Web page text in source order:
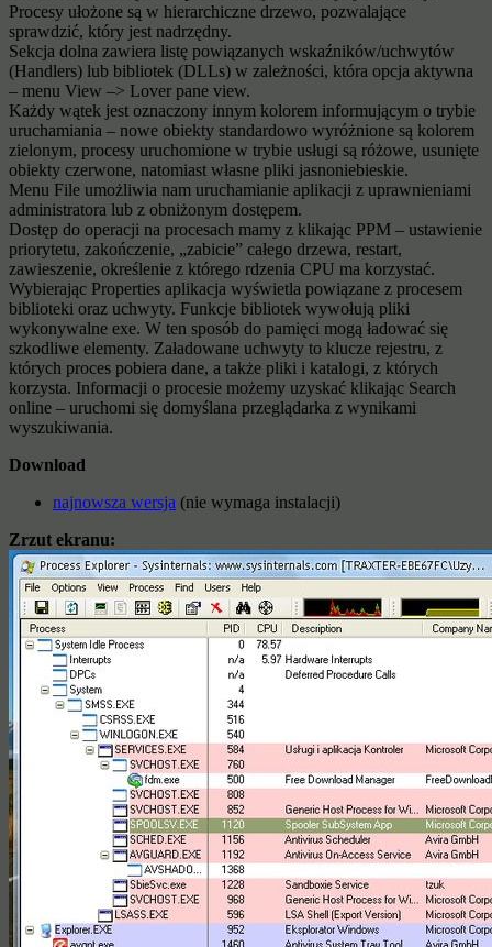
Procesy ułożone są w hierarchiczne drzewo, pozwalające
sprawdzić, który jest nadrzędny.
Sekcja dolna zawiera listę powiązanych wskaźników/uchwytów
(Handlers) lub bibliotek (DLLs) w zależności, która opcja aktywna
– menu View –> Lover pane view.
Każdy wątek jest oznaczony innym kolorem informującym o trybie
uruchamiania – nowe obiekty standardowo wyróżnione są kolorem
zielonym, procesy uruchomione w trybie usługi są różowe, usunięte
obiekty czerwone, natomiast własne pliki jasnoniebieskie.
Menu File umożliwia nam uruchamianie aplikacji z uprawnieniami
administratora lub z obniżonym dostępem.
Dostęp do operacji na procesach mamy z klikając PPM – ustawienie
priorytetu, zakończenie, „zabicie” całego drzewa, restart,
zawieszenie, określenie z którego rdzenia CPU ma korzystać.
Wybierając Properties aplikacja wyświetla powiązane z procesem
biblioteki oraz uchwyty. Funkcje bibliotek wywołują pliki
wykonywalne exe. W ten sposób do pamięci mogą ładować się
szkodliwe elementy. Załadowane uchwyty to klucze rejestru, z
których proces pobiera dane, a także pliki i katalogi, z których
korzysta. Informacji o procesie możemy uzyskać klikając Search
online – uruchomi się domyślana przeglądarka z wynikami
wyszukiwania.
Download
najnowsza wersja (nie wymaga instalacji)
Zrzut ekranu: